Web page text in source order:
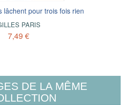
lâchent pour trois fois rien
PARIS
7,49 €
DE LA MÊME